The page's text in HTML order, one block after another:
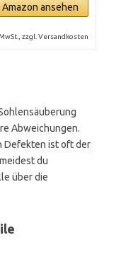
Amazon ansehen
zzgl. Versandkosten
Abweichungen.
Defekten ist oft der
du
über die